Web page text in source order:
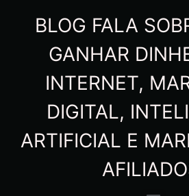
BLOG FALA
GANHAR
INTERNET,
DIGITAL,
ARTIFICIAL E